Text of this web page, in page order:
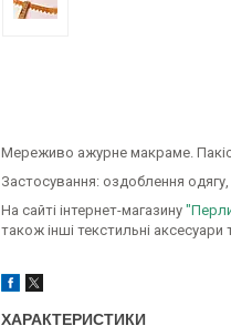
Мереживо ажурне макраме.
Застосування: оздоблення
На сайті інтернет-магазину
також інші текстильні
ХАРАКТЕРИСТИКИ